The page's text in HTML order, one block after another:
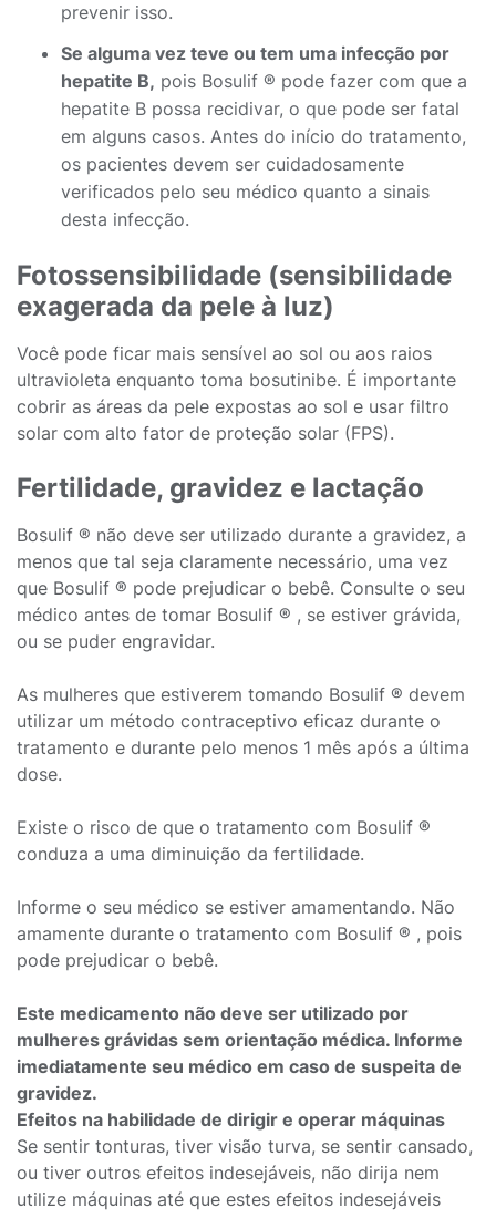
prevenir isso.
Se alguma vez teve ou tem uma infecção por
hepatite B, pois Bosulif ® pode fazer com que a
hepatite B possa recidivar, o que pode ser fatal
em alguns casos. Antes do início do tratamento,
os pacientes devem ser cuidadosamente
verificados pelo seu médico quanto a sinais
desta infecção.
Fotossensibilidade (sensibilidade
exagerada da pele à luz)
Você pode ficar mais sensível ao sol ou aos raios
ultravioleta enquanto toma bosutinibe. É importante
cobrir as áreas da pele expostas ao sol e usar filtro
solar com alto fator de proteção solar (FPS).
Fertilidade, gravidez e lactação
Bosulif ® não deve ser utilizado durante a gravidez, a
menos que tal seja claramente necessário, uma vez
que Bosulif ® pode prejudicar o bebê. Consulte o seu
médico antes de tomar Bosulif ® , se estiver grávida,
ou se puder engravidar.
As mulheres que estiverem tomando Bosulif ® devem
utilizar um método contraceptivo eficaz durante o
tratamento e durante pelo menos 1 mês após a última
dose.
Existe o risco de que o tratamento com Bosulif ®
conduza a uma diminuição da fertilidade.
Informe o seu médico se estiver amamentando. Não
amamente durante o tratamento com Bosulif ® , pois
pode prejudicar o bebê.
Este medicamento não deve ser utilizado por
mulheres grávidas sem orientação médica. Informe
imediatamente seu médico em caso de suspeita de
gravidez.
Efeitos na habilidade de dirigir e operar máquinas
Se sentir tonturas, tiver visão turva, se sentir cansado,
ou tiver outros efeitos indesejáveis, não dirija nem
utilize máquinas até que estes efeitos indesejáveis